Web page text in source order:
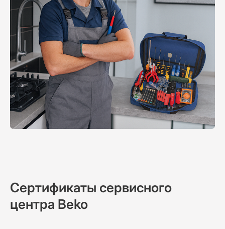
Сертификаты сервисного
центра Beko